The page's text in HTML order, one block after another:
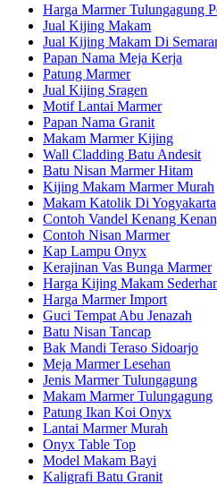
Harga Marmer Tulungagung
Jual Kijing Makam
Jual Kijing Makam Di
Papan Nama Meja Kerja
Patung Marmer
Jual Kijing Sragen
Motif Lantai Marmer
Papan Nama Granit
Makam Marmer Kijing
Wall Cladding Batu Andesit
Batu Nisan Marmer Hitam
Kijing Makam Marmer Murah
Makam Katolik Di Yogyakarta
Contoh Vandel Kenang
Contoh Nisan Marmer
Kap Lampu Onyx
Kerajinan Vas Bunga Marmer
Harga Kijing Makam
Harga Marmer Import
Guci Tempat Abu Jenazah
Batu Nisan Tancap
Bak Mandi Teraso Sidoarjo
Meja Marmer Lesehan
Jenis Marmer Tulungagung
Makam Marmer Tulungagung
Patung Ikan Koi Onyx
Lantai Marmer Murah
Onyx Table Top
Model Makam Bayi
Kaligrafi Batu Granit